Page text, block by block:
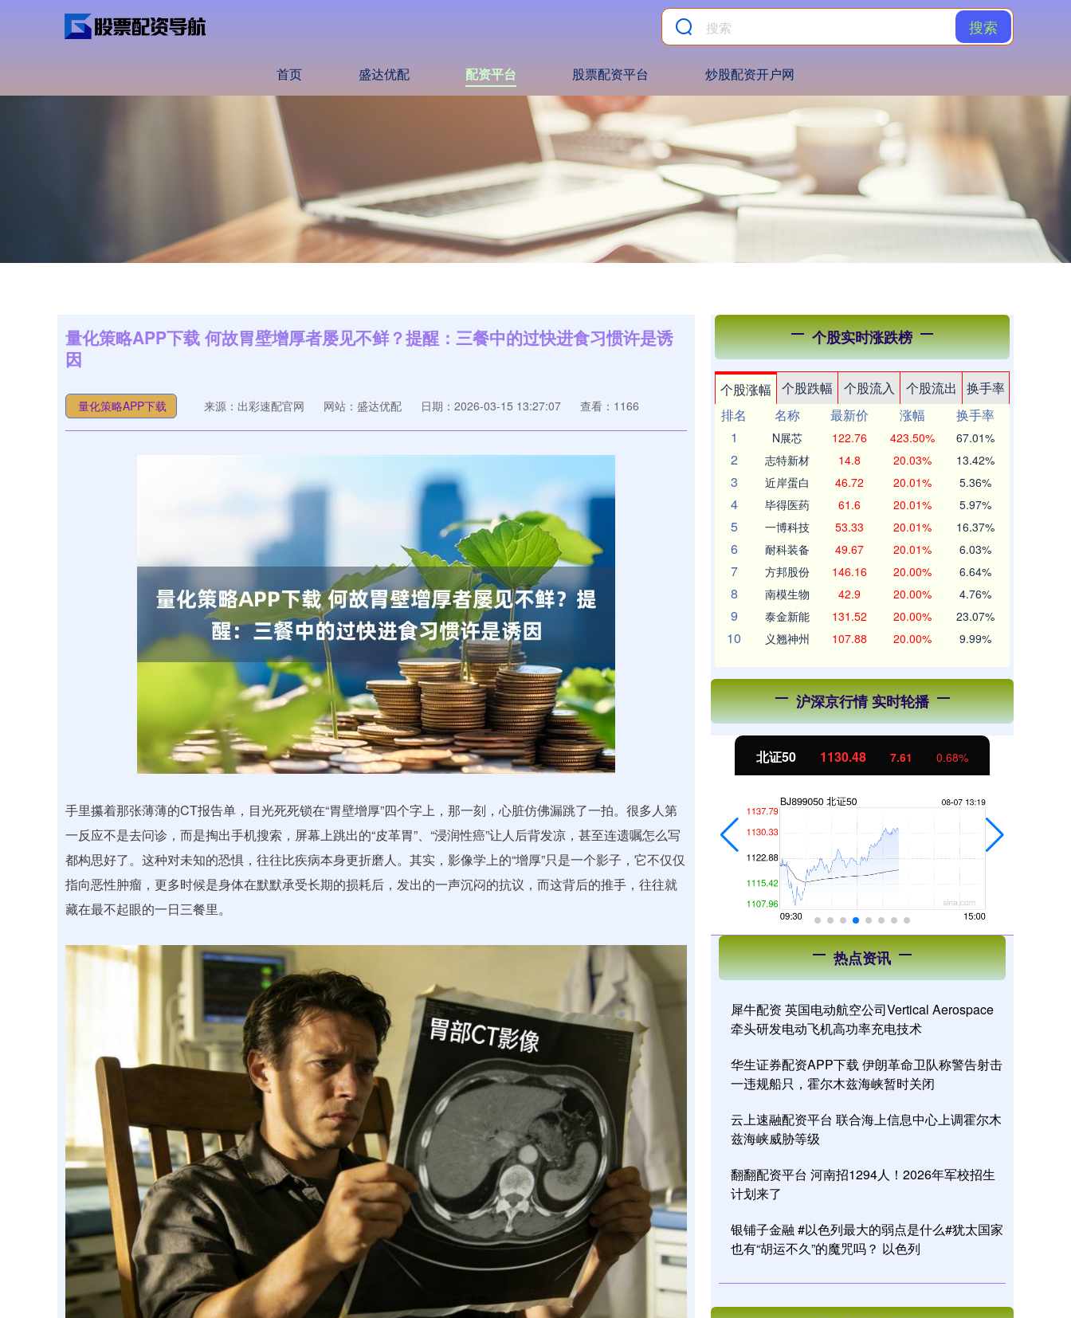
搜索
首页 盛达优配 配资平台 股票配资平台 炒股配资开户网
量化策略APP下载 何故胃壁增厚者屡见不鲜？提醒：三餐中的过快进食习惯许是诱
因
量化策略APP下载 来源：出彩速配官网 网站：盛达优配 日期：2026-03-15 13:27:07 查看：1166
手里攥着那张薄薄的CT报告单，目光死死锁在“胃壁增厚”四个字上，那一刻，心脏仿佛漏跳了一拍。很多人第
一反应不是去问诊，而是掏出手机搜索，屏幕上跳出的“皮革胃”、“浸润性癌”让人后背发凉，甚至连遗嘱怎么写
都构思好了。这种对未知的恐惧，往往比疾病本身更折磨人。其实，影像学上的“增厚”只是一个影子，它不仅仅
指向恶性肿瘤，更多时候是身体在默默承受长期的损耗后，发出的一声沉闷的抗议，而这背后的推手，往往就
藏在最不起眼的一日三餐里。
个股实时涨跌榜
个股涨幅 个股跌幅 个股流入 个股流出
换手率
排名
名称 最新价 涨幅
换手率
1
N展芯 122.76 423.50% 67.01%
2 志特新材 14.8 20.03% 13.42%
3 近岸蛋白 46.72 20.01% 5.36%
4 毕得医药 61.6 20.01% 5.97%
5 一博科技 53.33 20.01% 16.37%
6 耐科装备 49.67 20.01% 6.03%
7 方邦股份 146.16 20.00% 6.64%
8 南模生物 42.9 20.00% 4.76%
9 泰金新能 131.52 20.00% 23.07%
10 义翘神州 107.88 20.00% 9.99%
沪深京行情 实时轮播
1.67% 沪深300 4696.74 45.43 0.98% 北证50 1130.48 创业板指 3594.60
热点资讯
犀牛配资 英国电动航空公司Vertical Aerospace
牵头研发电动飞机高功率充电技术
华生证券配资APP下载 伊朗革命卫队称警告射击
一违规船只，霍尔木兹海峡暂时关闭
云上速融配资平台 联合海上信息中心上调霍尔木
兹海峡威胁等级
翻翻配资平台 河南招1294人！2026年军校招生
计划来了
银铺子金融 #以色列最大的弱点是什么#犹太国家
也有“胡运不久”的魔咒吗？ 以色列